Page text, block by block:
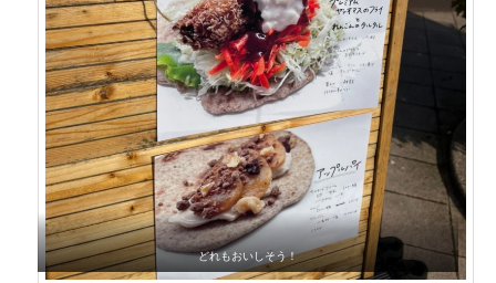
どれもおいしそう！